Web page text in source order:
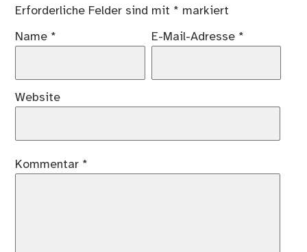
Erforderliche Felder sind mit * markiert
Name * E-Mail-Adresse *
Website
Kommentar *